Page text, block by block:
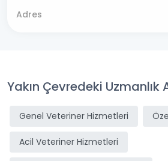
Adres
Yakın Çevredeki Uzmanlık
Genel Veteriner Hizmetleri
Acil Veteriner Hizmetleri